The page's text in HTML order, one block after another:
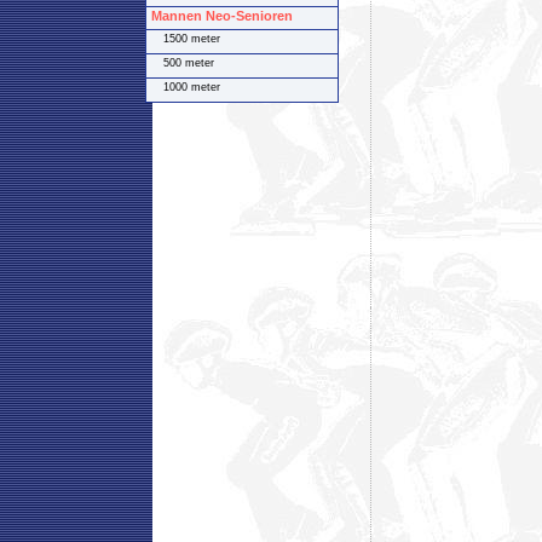
Mannen Neo-Senioren
1500 meter
500 meter
1000 meter